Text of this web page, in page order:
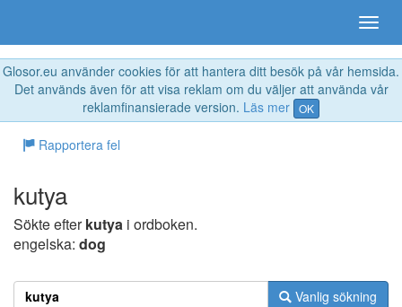
Glosor.eu använder cookies för att hantera ditt besök på vår hemsida.
Det används även för att visa reklam om du väljer att använda vår
reklamfinansierade version. Läs mer OK
Rapportera fel
kutya
Sökte efterkutya i ordboken.
engelska: dog
Vanlig sökning